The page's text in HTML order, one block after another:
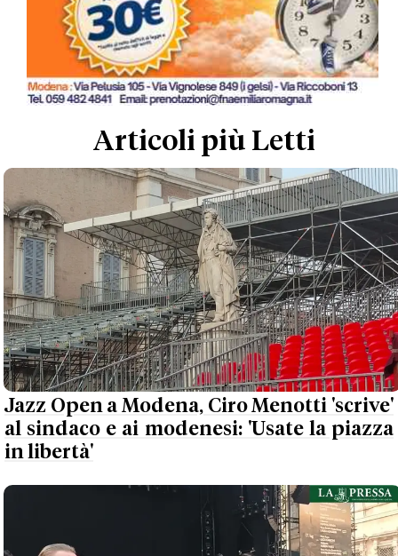
Articoli più Letti
Jazz Open a Modena, Ciro Menotti 'scrive'
al sindaco e ai modenesi: 'Usate la piazza
in libertà'